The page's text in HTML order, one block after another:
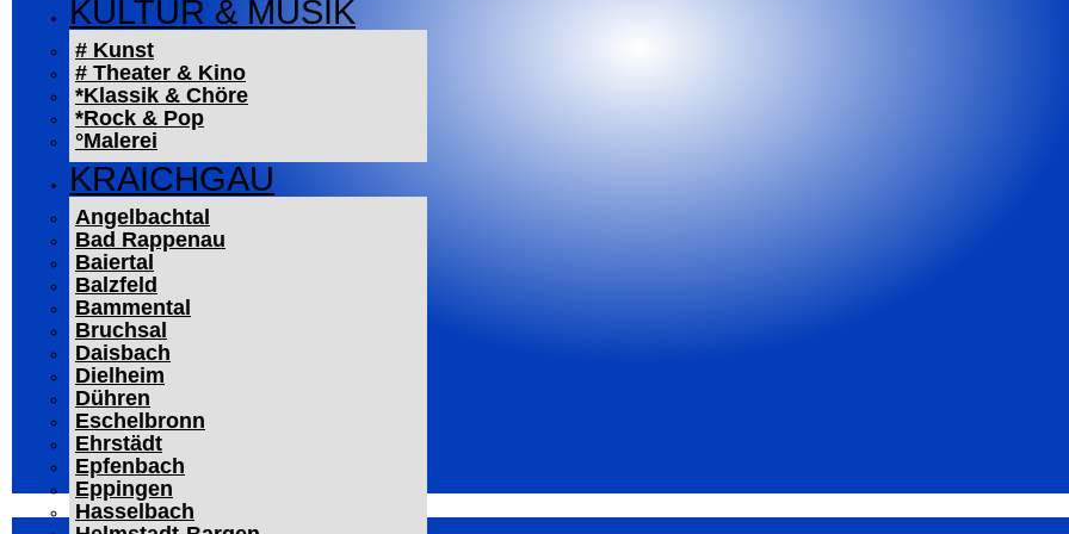
KULTUR & MUSIK
# Kunst
# Theater & Kino
*Klassik & Chöre
*Rock & Pop
°Malerei
KRAICHGAU
Angelbachtal
Bad Rappenau
Baiertal
Balzfeld
Bammental
Bruchsal
Daisbach
Dielheim
Dühren
Eschelbronn
Ehrstädt
Epfenbach
Eppingen
Hasselbach